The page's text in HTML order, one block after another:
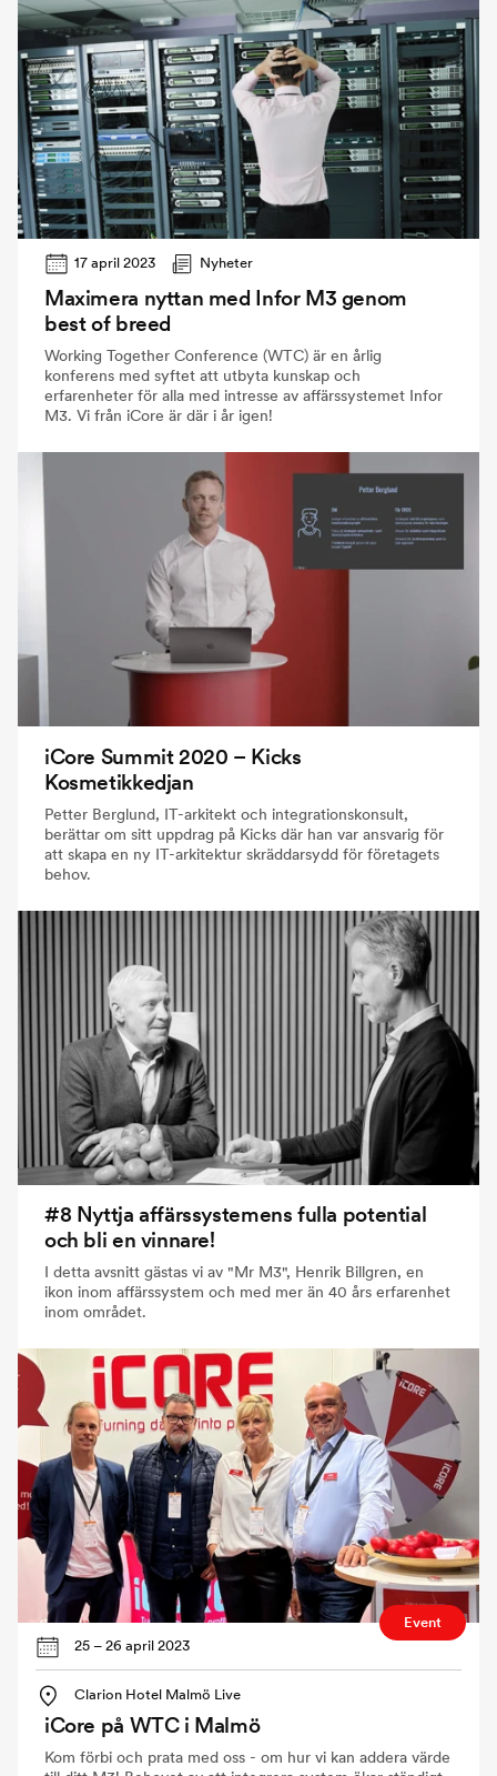
17 april 2023 Nyheter
Maximera nyttan med Infor M3 genom
best of breed
Working Together Conference (WTC) är en årlig
konferens med syftet att utbyta kunskap och
erfarenheter för alla med intresse av affärssystemet Infor
M3. Vi från iCore är där i år igen!
iCore Summit 2020 – Kicks
Kosmetikkedjan
Petter Berglund, IT-arkitekt och integrationskonsult,
berättar om sitt uppdrag på Kicks där han var ansvarig för
att skapa en ny IT-arkitektur skräddarsydd för företagets
behov.
#8 Nyttja affärssystemens fulla potential
och bli en vinnare!
I detta avsnitt gästas vi av "Mr M3", Henrik Billgren, en
ikon inom affärssystem och med mer än 40 års erfarenhet
inom området.
Event
25 – 26 april 2023
Clarion Hotel Malmö Live
iCore på WTC i Malmö
Kom förbi och prata med oss - om hur vi kan addera värde